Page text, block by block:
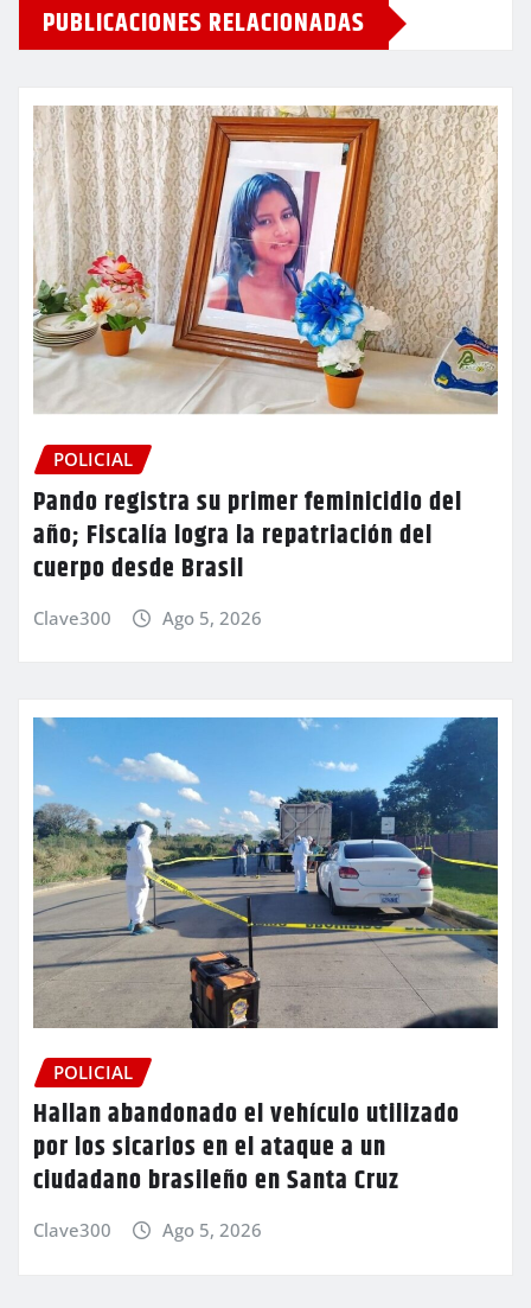
PUBLICACIONES RELACIONADAS
POLICIAL
Pando registra su primer feminicidio del
año; Fiscalía logra la repatriación del
cuerpo desde Brasil
Clave300 Ago 5, 2026
POLICIAL
Hallan abandonado el vehículo utilizado
por los sicarios en el ataque a un
ciudadano brasileño en Santa Cruz
Clave300 Ago 5, 2026